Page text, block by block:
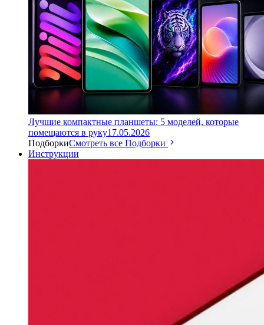
Лучшие компактные планшеты: 5 моделей, которые
помещаются в руку17.05.2026
ПодборкиСмотреть все Подборки
Инструкции